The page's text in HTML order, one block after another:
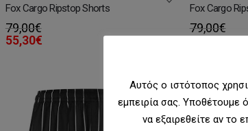
Fox Cargo Ripstop Shorts
79,00€
55,30€
Fox Cargo
79,00€
55,30€
Αυτός ο ιστότοπος
εμπειρία σας. Υποθέτουμε
να εξαιρεθείτε αν το